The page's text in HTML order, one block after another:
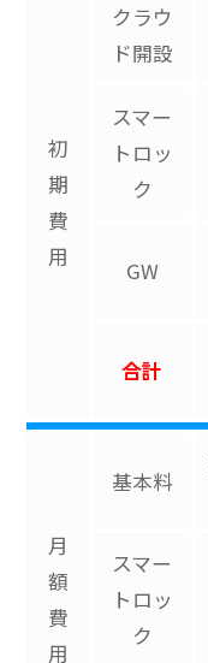
初
期
費
用
クラウ
ド開設
スマー
トロッ
ク
GW
合計
月
額
費
用
基本料
スマー
トロッ
ク